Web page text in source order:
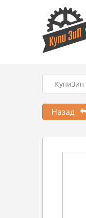
КупиЗип
Назад